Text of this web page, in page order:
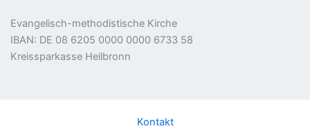
Evangelisch-methodistische Kirche
IBAN: DE 08 6205 0000 0000 6733 58
Kreissparkasse Heilbronn
Kontakt